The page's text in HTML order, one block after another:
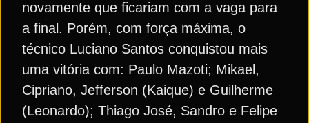
novamente que ficariam com a vaga para
a final. Porém, com força máxima, o
técnico Luciano Santos conquistou mais
uma vitória com: Paulo Mazoti; Mikael,
Cipriano, Jefferson (Kaique) e Guilherme
(Leonardo); Thiago José, Sandro e Felipe